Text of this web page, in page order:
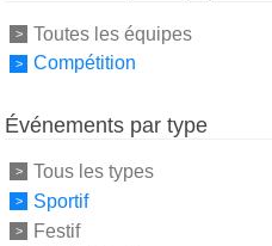
Toutes les équipes
Compétition
Événements par type
Tous les types
Sportif
Festif